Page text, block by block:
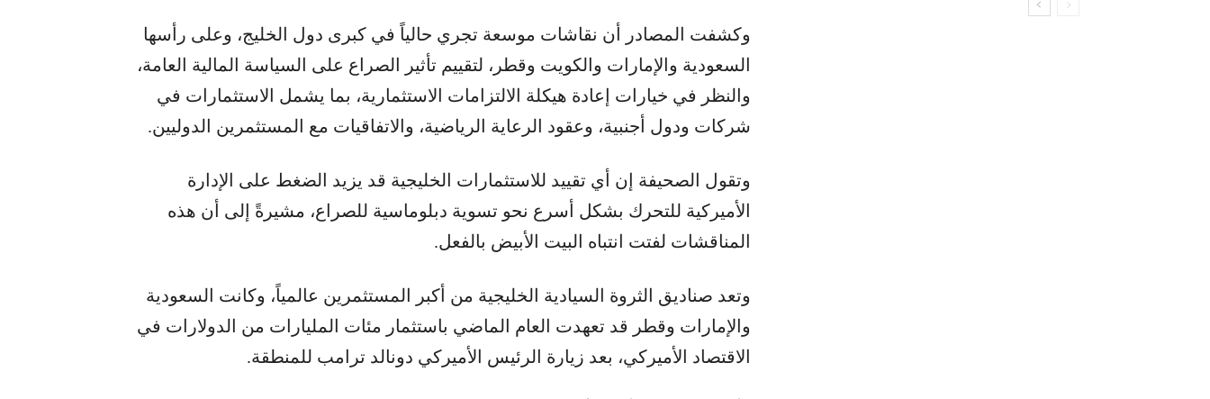
وكشفت المصادر أن نقاشات موسعة تجري حالياً في كبرى دول الخليج، وعلى رأسها
السعودية والإمارات والكويت وقطر، لتقييم تأثير الصراع على السياسة المالية العامة،
والنظر في خيارات إعادة هيكلة الالتزامات الاستثمارية، بما يشمل الاستثمارات في
شركات ودول أجنبية، وعقود الرعاية الرياضية، والاتفاقيات مع المستثمرين الدوليين.
وتقول الصحيفة إن أي تقييد للاستثمارات الخليجية قد يزيد الضغط على الإدارة
الأميركية للتحرك بشكل أسرع نحو تسوية دبلوماسية للصراع، مشيرةً إلى أن هذه
المناقشات لفتت انتباه البيت الأبيض بالفعل.
وتعد صناديق الثروة السيادية الخليجية من أكبر المستثمرين عالمياً، وكانت السعودية
والإمارات وقطر قد تعهدت العام الماضي باستثمار مئات المليارات من الدولارات في
الاقتصاد الأميركي، بعد زيارة الرئيس الأميركي دونالد ترامب للمنطقة.